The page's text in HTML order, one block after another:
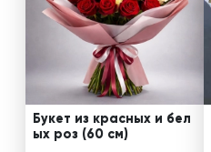
Букет из красных и бел
ых роз (60 см)